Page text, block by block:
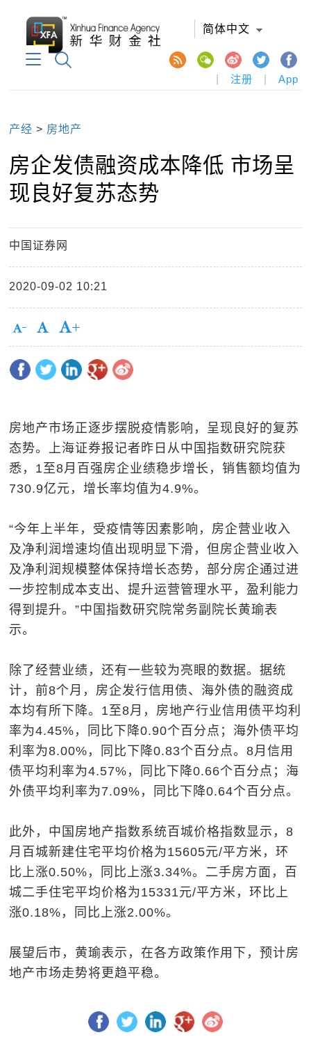
简体中文
注册 App
产经 > 房地产
房企发债融资成本降低 市场呈
现良好复苏态势
中国证券网
2020-09-02 10:21
房地产市场正逐步摆脱疫情影响，呈现良好的复苏
态势。上海证券报记者昨日从中国指数研究院获
悉，1至8月百强房企业绩稳步增长，销售额均值为
730.9亿元，增长率均值为4.9%。
“今年上半年，受疫情等因素影响，房企营业收入
及净利润增速均值出现明显下滑，但房企营业收入
及净利润规模整体保持增长态势，部分房企通过进
一步控制成本支出、提升运营管理水平，盈利能力
得到提升。”中国指数研究院常务副院长黄瑜表
示。
除了经营业绩，还有一些较为亮眼的数据。据统
计，前8个月，房企发行信用债、海外债的融资成
本均有所下降。1至8月，房地产行业信用债平均利
率为4.45%，同比下降0.90个百分点；海外债平均
利率为8.00%，同比下降0.83个百分点。8月信用
债平均利率为4.57%，同比下降0.66个百分点；海
外债平均利率为7.09%，同比下降0.64个百分点。
此外，中国房地产指数系统百城价格指数显示，8
月百城新建住宅平均价格为15605元/平方米，环
比上涨0.50%，同比上涨3.34%。二手房方面，百
城二手住宅平均价格为15331元/平方米，环比上
涨0.18%，同比上涨2.00%。
展望后市，黄瑜表示，在各方政策作用下，预计房
地产市场走势将更趋平稳。